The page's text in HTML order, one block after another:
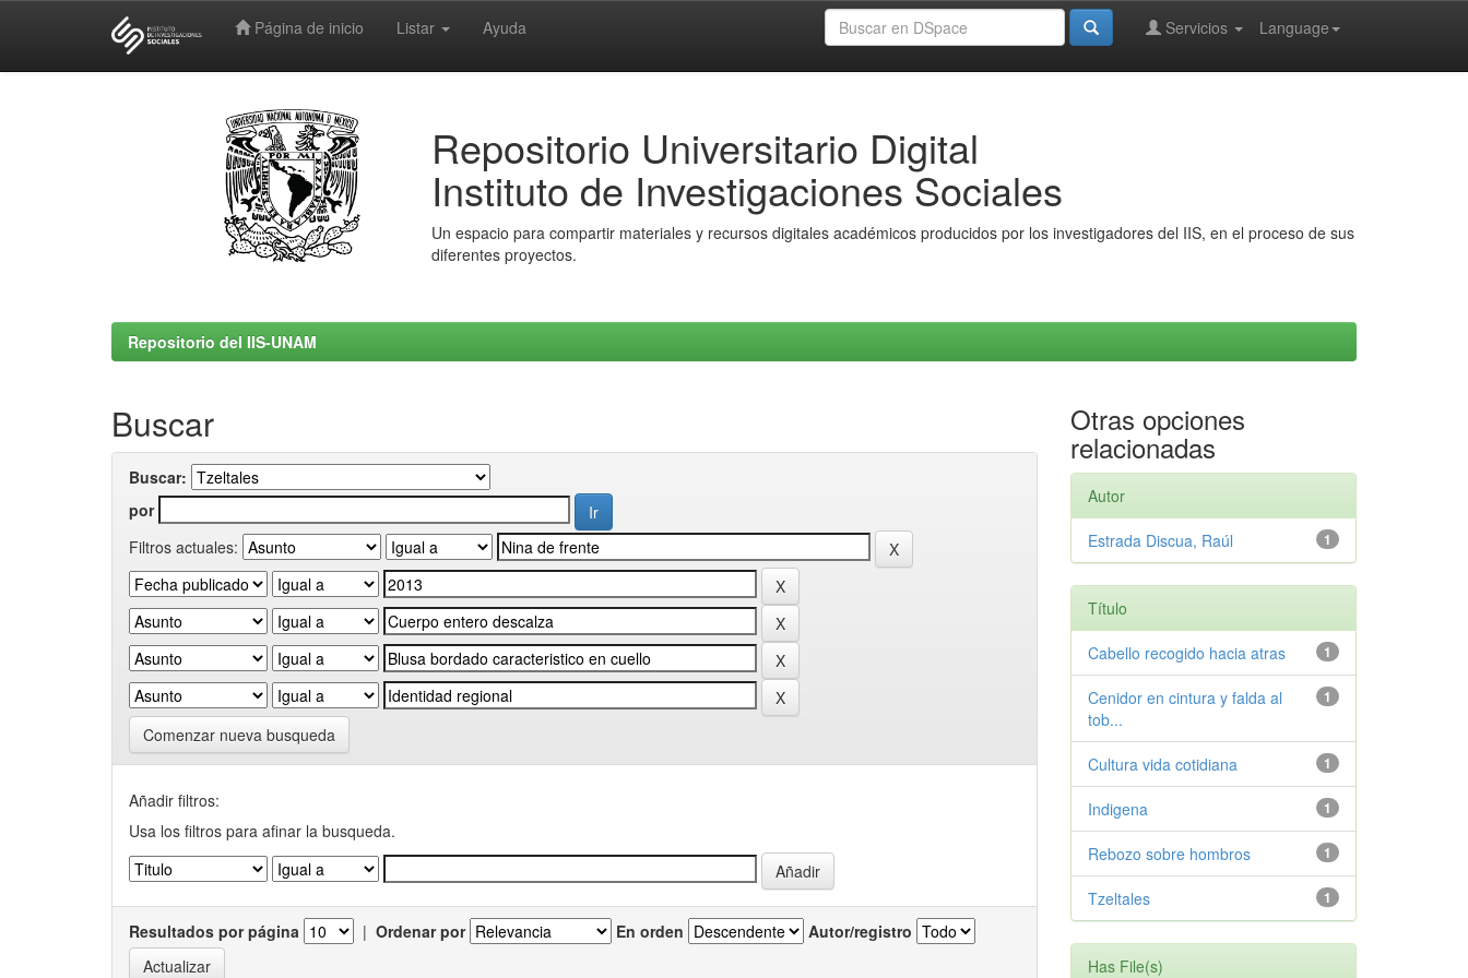
Página de inicio Listar Ayuda Language
Servicios
Repositorio Universitario Digital
Instituto de Investigaciones Sociales
Un espacio para compartir materiales y recursos digitales académicos producidos por los investigadores del IIS, en el proceso de sus
diferentes proyectos.
Repositorio del IIS-UNAM
Buscar
Buscar:
por
Filtros actuales:
Comenzar nueva busqueda
Añadir filtros:
Usa los filtros para afinar la busqueda.
Resultados por página | Ordenar por En orden Autor/registro
Otras opciones
relacionadas
Autor
1
Estrada Discua, Raúl
Título
1
Cabello recogido hacia atras
1
Cenidor en cintura y falda al
tob...
1
Cultura vida cotidiana
1
Indigena
1
Rebozo sobre hombros
1
Tzeltales
Has File(s)